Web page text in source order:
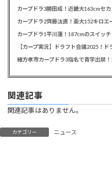
カープドラ2齊藤汰直！亜大152キロエ
【カープ実況】ドラフト会議2025！
関連記事
関連記事はありません。
カテゴリー ニュース